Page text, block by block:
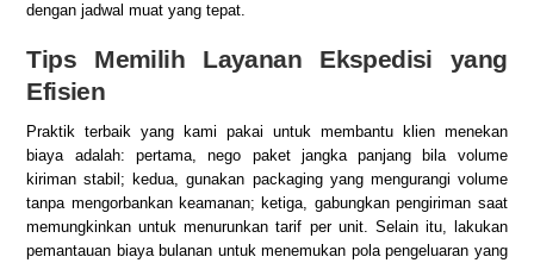
dengan jadwal muat yang tepat.
Tips Memilih Layanan Ekspedisi yang
Efisien
Praktik terbaik yang kami pakai untuk membantu klien menekan
biaya adalah: pertama, nego paket jangka panjang bila volume
kiriman stabil; kedua, gunakan packaging yang mengurangi volume
tanpa mengorbankan keamanan; ketiga, gabungkan pengiriman saat
memungkinkan untuk menurunkan tarif per unit. Selain itu, lakukan
pemantauan biaya bulanan untuk menemukan pola pengeluaran yang